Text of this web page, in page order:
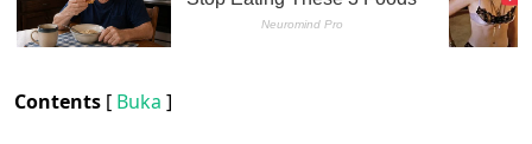
Contents [ Buka ]